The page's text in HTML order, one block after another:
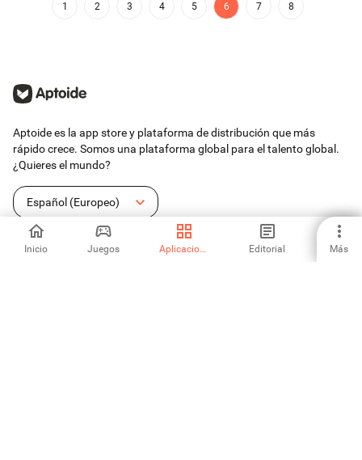
Inicio Juegos Aplicaciones Editorial Más
1 2 3 4 5 6 7 8
Aptoide es la app store y plataforma de distribución que más
rápido crece. Somos una plataforma global para el talento global.
¿Quieres el mundo?
Español (Europeo)